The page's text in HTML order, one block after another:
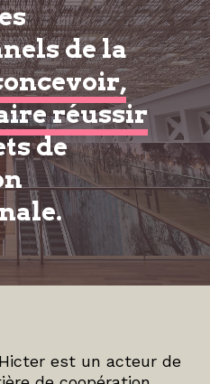
de la
réussir
de
est un acteur de